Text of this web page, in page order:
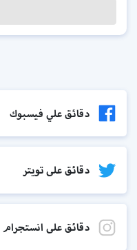
دقائق علي فيسبوك
دقائق على تويتر
دقائق على انستجرام